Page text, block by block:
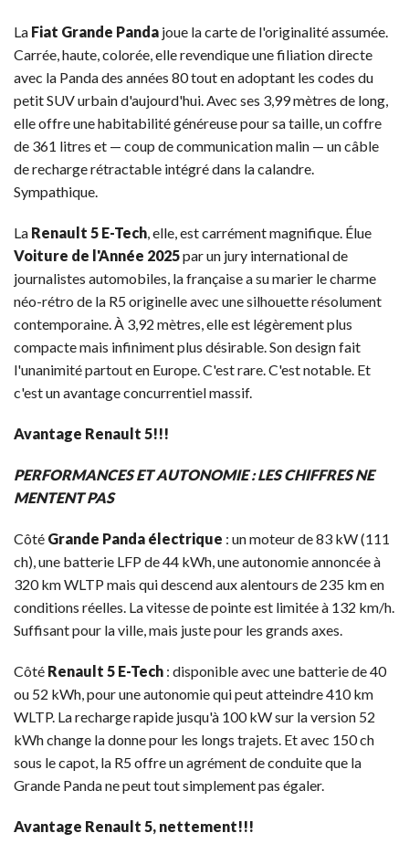
La Fiat Grande Panda joue la carte de l'originalité assumée.
Carrée, haute, colorée, elle revendique une filiation directe
avec la Panda des années 80 tout en adoptant les codes du
petit SUV urbain d'aujourd'hui. Avec ses 3,99 mètres de long,
elle offre une habitabilité généreuse pour sa taille, un coffre
de 361 litres et — coup de communication malin — un câble
de recharge rétractable intégré dans la calandre.
Sympathique.
La Renault 5 E-Tech , elle, est carrément magnifique. Élue
Voiture de l'Année 2025par un jury international de
journalistes automobiles, la française a su marier le charme
néo-rétro de la R5 originelle avec une silhouette résolument
contemporaine. À 3,92 mètres, elle est légèrement plus
compacte mais infiniment plus désirable. Son design fait
l'unanimité partout en Europe. C'est rare. C'est notable. Et
c'est un avantage concurrentiel massif.
Avantage Renault 5!!!
PERFORMANCES ET AUTONOMIE : LES CHIFFRES NE
MENTENT PAS
Côté Grande Panda électrique : un moteur de 83 kW (111
ch), une batterie LFP de 44 kWh, une autonomie annoncée à
320 km WLTP mais qui descend aux alentours de 235 km en
conditions réelles. La vitesse de pointe est limitée à 132 km/h.
Suffisant pour la ville, mais juste pour les grands axes.
Côté Renault 5 E-Tech : disponible avec une batterie de 40
ou 52 kWh, pour une autonomie qui peut atteindre 410 km
WLTP. La recharge rapide jusqu'à 100 kW sur la version 52
kWh change la donne pour les longs trajets. Et avec 150 ch
sous le capot, la R5 offre un agrément de conduite que la
Grande Panda ne peut tout simplement pas égaler.
Avantage Renault 5, nettement!!!